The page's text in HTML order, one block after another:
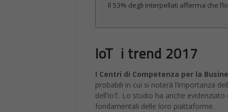
Il 53% degli interpellati afferma che
IoT i trend 2017
I Centri di Competenza per la
probabili in cui si noterà l’importanza
dell’IoT. Lo studio ha anche
fondamentali delle loro piattaforme.